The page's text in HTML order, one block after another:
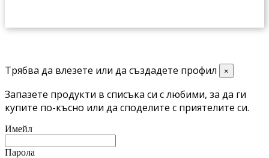
Трябва да влезете или да създадете профил ×
Запазете продукти в списъка си с любими, за да ги
купите по-късно или да споделите с приятелите си.
Имейл
Парола